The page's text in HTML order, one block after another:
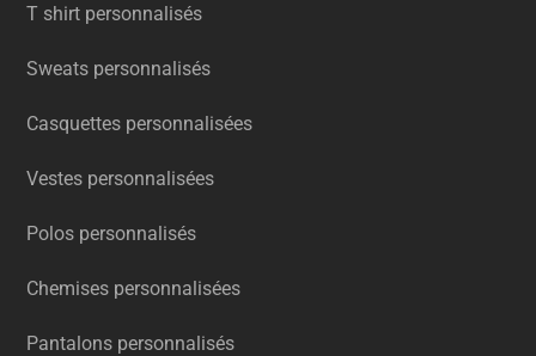
T shirt personnalisés
Sweats personnalisés
Casquettes personnalisées
Vestes personnalisées
Polos personnalisés
Chemises personnalisées
Pantalons personnalisés